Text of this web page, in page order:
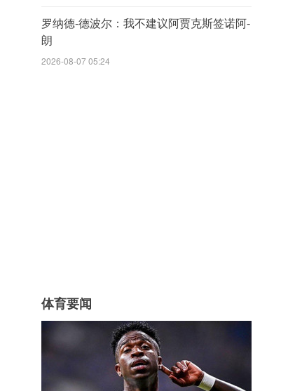
罗纳德-德波尔：我不建议阿贾克斯签诺阿-
朗
2026-08-07 05:24
体育要闻